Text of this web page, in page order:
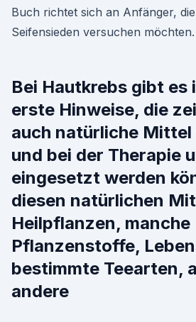
Buch richtet sich an Anfänger,
Seifensieden versuchen möchten.
Bei Hautkrebs gibt es
erste Hinweise, die
auch natürliche Mittel
und bei der Therapie
eingesetzt werden
diesen natürlichen
Heilpflanzen, manche
Pflanzenstoffe,
bestimmte Teearten,
andere